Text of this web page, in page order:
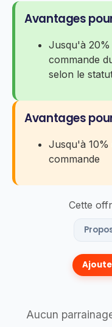
Avantages
Jusqu'à 20%
commande
selon le
Avantages
Jusqu'à
commande
Cette
Aucun